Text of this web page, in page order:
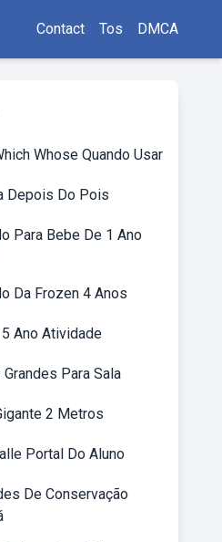
Contact Tos DMCA
Whose Quando Usar
Depois Do Pois
Para Bebe De 1 Ano
Da Frozen 4 Anos
Ano Atividade
Para Sala
2 Metros
Portal Do Aluno
De Conservação